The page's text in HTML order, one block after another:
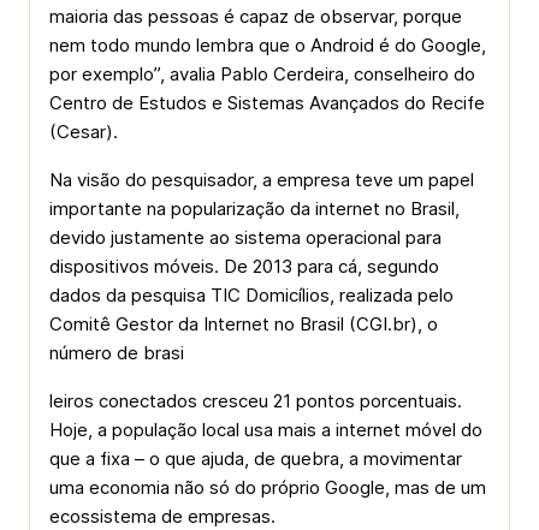
maioria das pessoas é capaz de observar, porque
nem todo mundo lembra que o Android é do Google,
por exemplo”, avalia Pablo Cerdeira, conselheiro do
Centro de Estudos e Sistemas Avançados do Recife
(Cesar).
Na visão do pesquisador, a empresa teve um papel
importante na popularização da internet no Brasil,
devido justamente ao sistema operacional para
dispositivos móveis. De 2013 para cá, segundo
dados da pesquisa TIC Domicílios, realizada pelo
Comitê Gestor da Internet no Brasil (CGI.br), o
número de brasi
leiros conectados cresceu 21 pontos porcentuais.
Hoje, a população local usa mais a internet móvel do
que a fixa – o que ajuda, de quebra, a movimentar
uma economia não só do próprio Google, mas de um
ecossistema de empresas.